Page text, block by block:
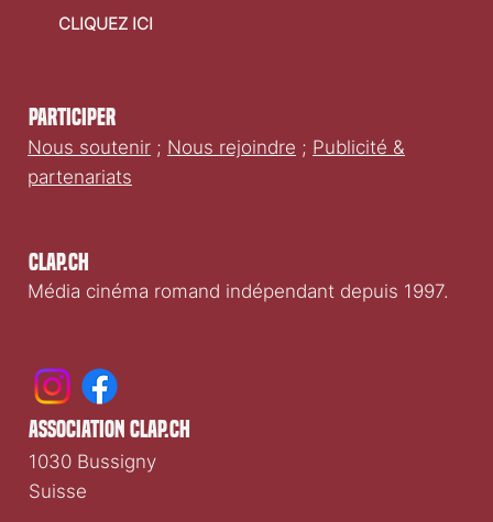
Clap.ch
Média cinéma romand indépendant depuis 1997.
Participer
Nous soutenir ; Nous rejoindre ; Publicité &
partenariats
CLIQUEZ ICI
association clap.ch
1030 Bussigny
Suisse